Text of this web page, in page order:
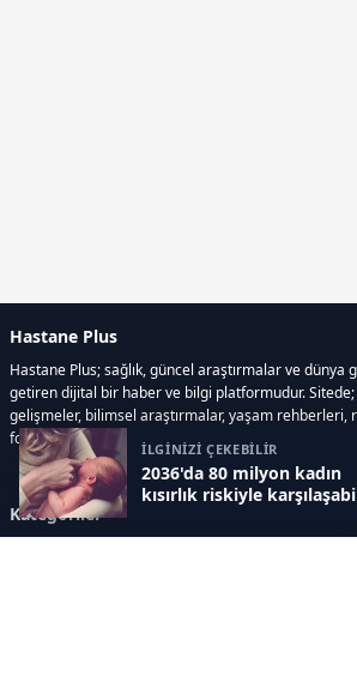
İLGİNİZİ ÇEKEBİLİR
2036'da 80 milyon kadın
kısırlık riskiyle
Hastane Plus
Hastane Plus; sağlık, güncel araştırmalar ve dünya
getiren dijital bir haber ve bilgi platformudur. Sitede;
gelişmeler, bilimsel araştırmalar, yaşam rehberleri,
fotoğraf galerileri ve e-gazete içerikleri yer
Kategoriler